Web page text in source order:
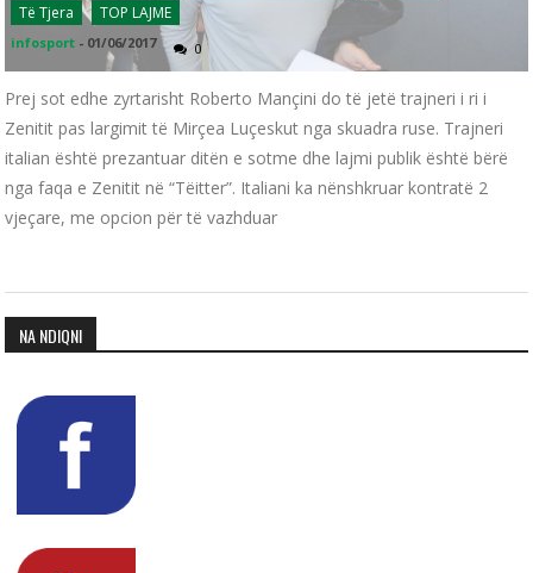
Të Tjera
TOP LAJME
infosport - 01/06/2017 0
Prej sot edhe zyrtarisht Roberto Mançini do të jetë trajneri i ri i
Zenitit pas largimit të Mirçea Luçeskut nga skuadra ruse. Trajneri
italian është prezantuar ditën e sotme dhe lajmi publik është bërë
nga faqa e Zenitit në “Tëitter”. Italiani ka nënshkruar kontratë 2
vjeçare, me opcion për të vazhduar
NA NDIQNI